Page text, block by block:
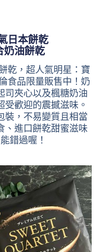
日本餅乾
奶油餅乾
乾，超人氣明星：寶
食品限量販售中！奶
司夾心以及楓糖奶油
歡迎的震撼滋味。
裝，不易變質且相當
、進口餅乾甜蜜滋味
錯過喔！